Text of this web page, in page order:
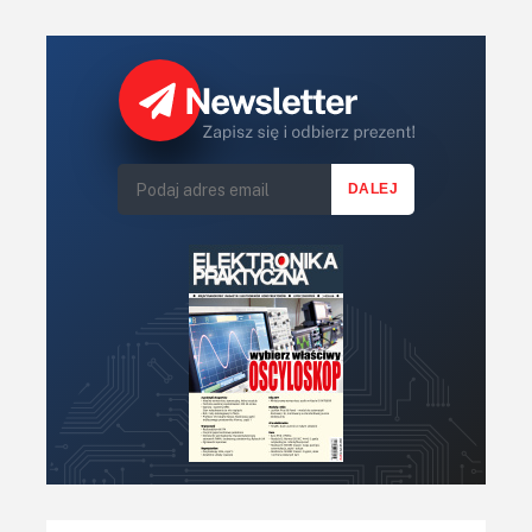
czemu jest zapewniona duża dokładność pomiaru czasu,
niezbędna z punktu widzenia zastosowanych
mechanizmów sprzętowo-programowych realizujących
obrazków stanowiących elementy graficznego interfejsu
użytkownika. Oczywiście, lepiej byłoby zastosować
mikrokontrolera tj. 20 MHz, jednak przy napięciu zasilania
3,3 V jest to wartość progowa, dla której deklarowana jest
poprawna praca mikrokontrolera.
W celu realizacji założonej funkcjonalności urządzenia, w
programie obsługi niniejszego sterownika, wykorzystano
dwa sprzętowe układy czasowo-licznikowe znajdujące się